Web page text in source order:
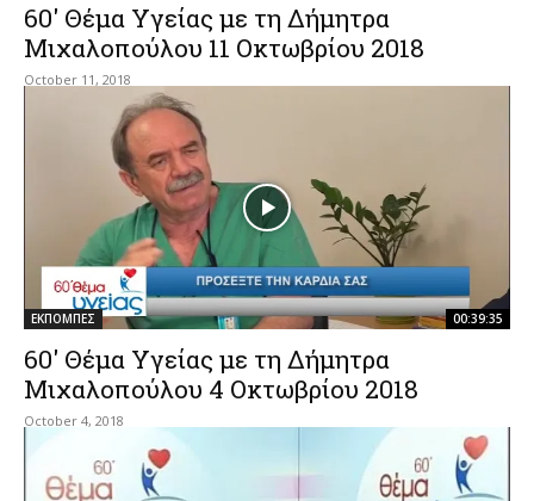
60′ Θέμα Υγείας με τη Δήμητρα
Μιχαλοπούλου 11 Οκτωβρίου 2018
October 11, 2018
ΕΚΠΟΜΠΕΣ 00:39:35
60′ Θέμα Υγείας με τη Δήμητρα
Μιχαλοπούλου 4 Οκτωβρίου 2018
October 4, 2018